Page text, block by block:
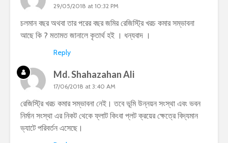
29/05/2018 at 10:32 PM
চলমান বছর অথবা তার পরের বছর জমির রেজিস্ট্রি খরচ কমার সম্ভাবনা
আছে কি ? মতামত জানালে কৃতার্থ হই । ধন্যবাদ ।
Reply
Md. Shahazahan Ali
17/06/2018 at 3:40 AM
রেজিস্ট্রি খরচ কমার সম্ভাবনা নেই। তবে ভূমি উন্নয়ন সংস্থা এবং ভবন
নির্মান সংস্থা এর নিকট থেকে ফ্লাট কিংবা প্লট ক্রয়ের ক্ষেত্রে বিদ্যমান
ভ্যাটে পরিবর্তন এসেছে।